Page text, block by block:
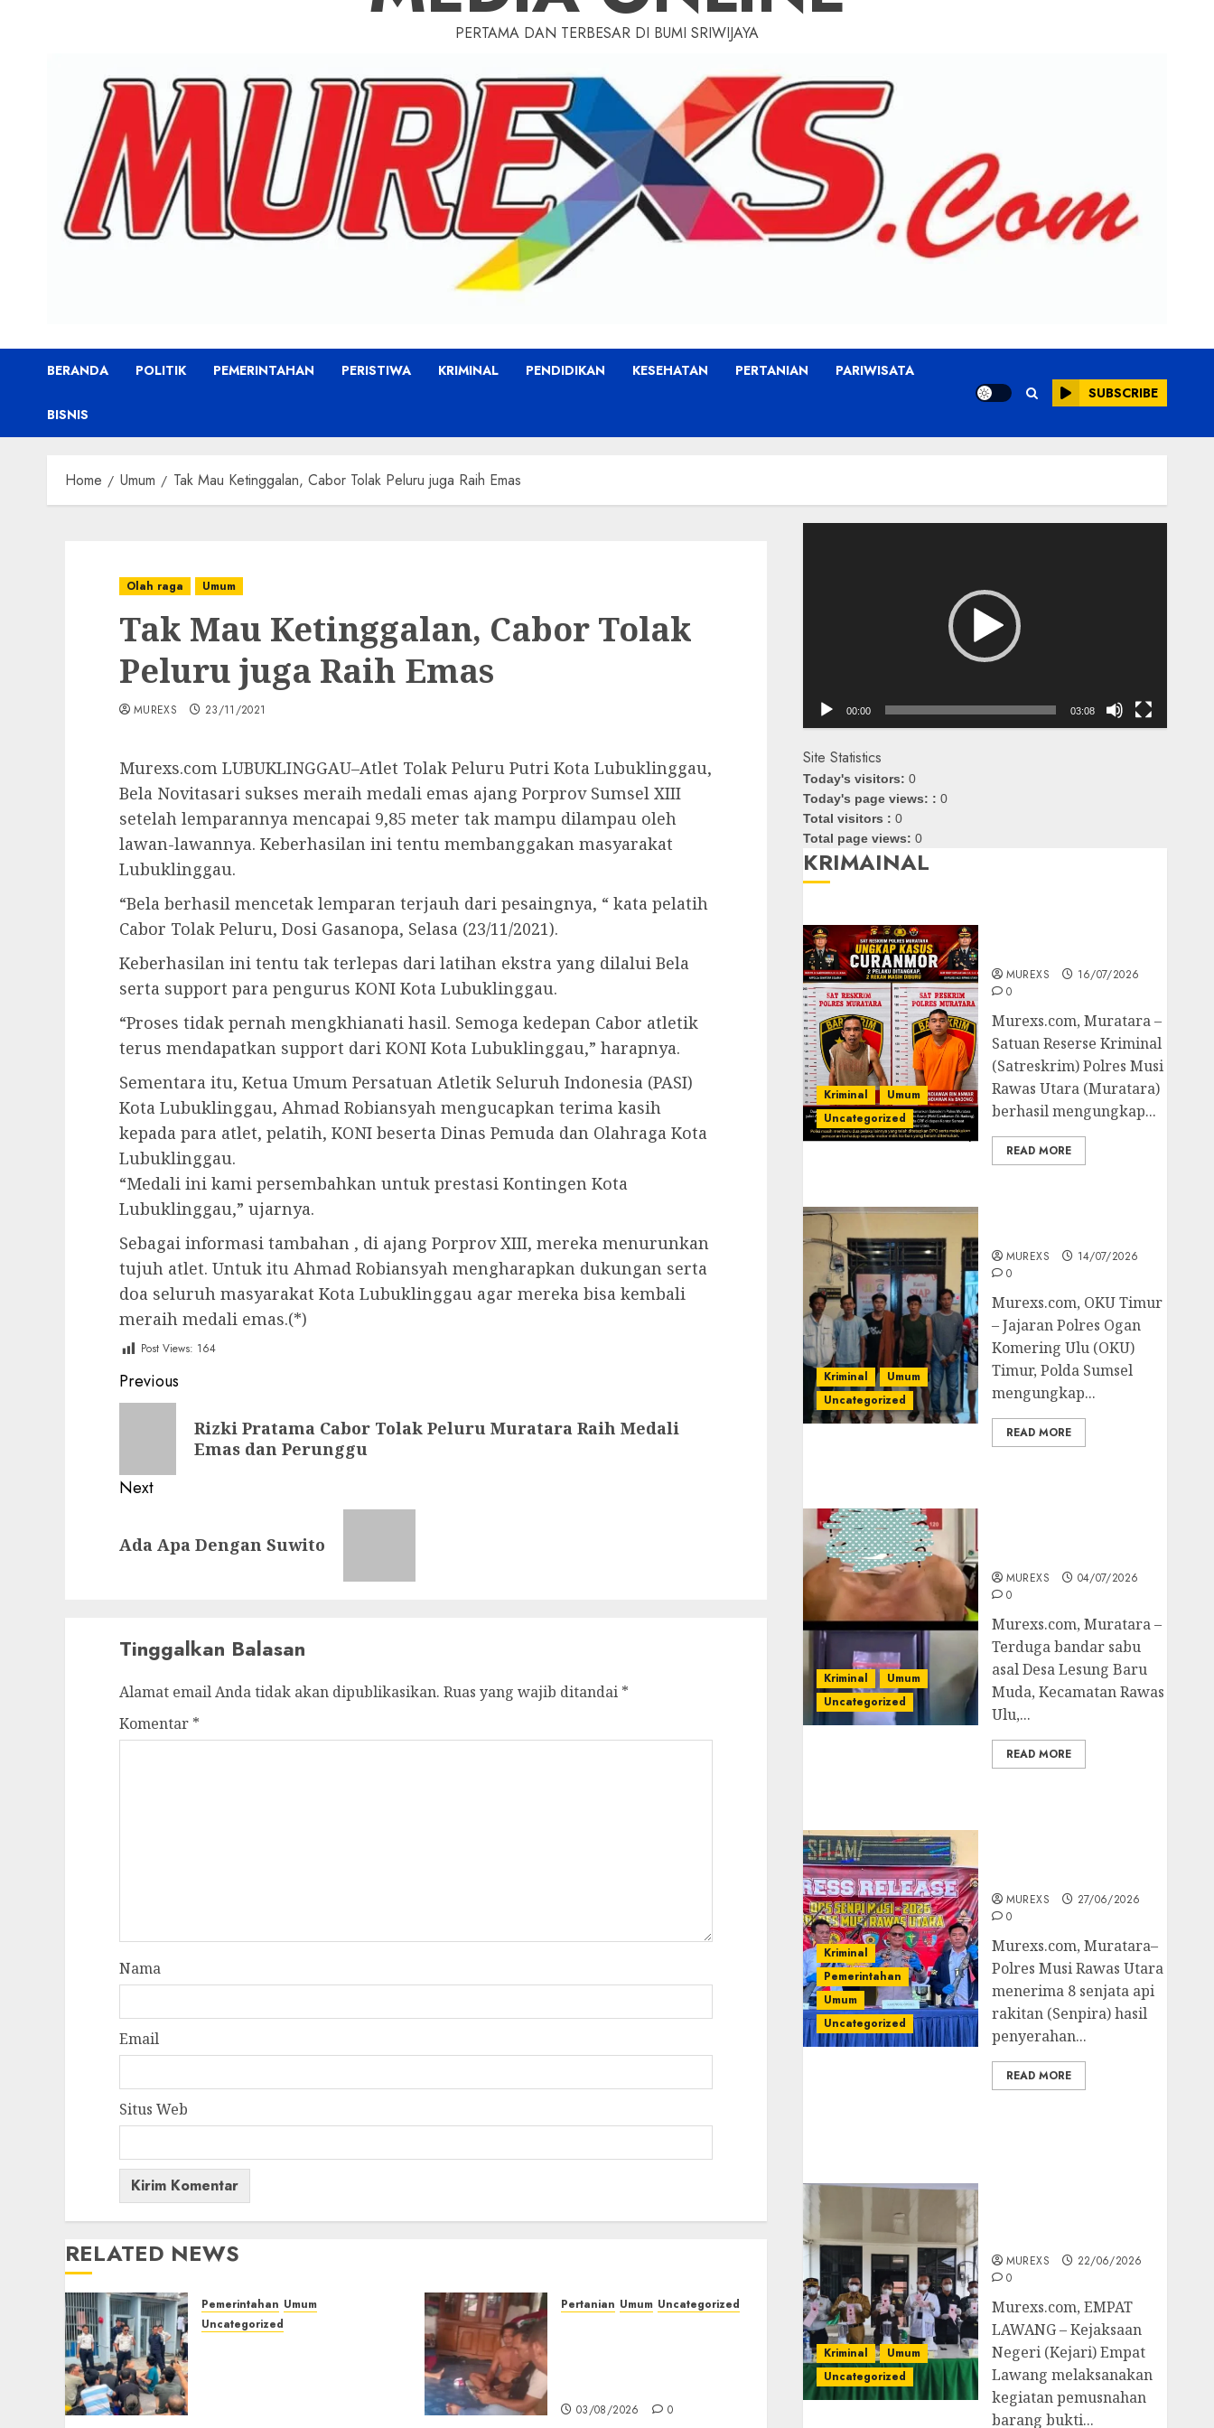
PERTAMA DAN TERBESAR DI BUMI SRIWIJAYA
BERANDA POLITIK PEMERINTAHAN PERISTIWA KRIMINAL PENDIDIKAN KESEHATAN PERTANIAN PARIWISATA
BISNIS
SUBSCRIBE
Home Umum Tak Mau Ketinggalan, Cabor Tolak Peluru juga Raih Emas
Olah raga Umum
Tak Mau Ketinggalan, Cabor Tolak
Peluru juga Raih Emas
MUREXS 23/11/2021
Murexs.com LUBUKLINGGAU–Atlet Tolak Peluru Putri Kota Lubuklinggau,
Bela Novitasari sukses meraih medali emas ajang Porprov Sumsel XIII
setelah lemparannya mencapai 9,85 meter tak mampu dilampau oleh
lawan-lawannya. Keberhasilan ini tentu membanggakan masyarakat
Lubuklinggau.
“Bela berhasil mencetak lemparan terjauh dari pesaingnya, “ kata pelatih
Cabor Tolak Peluru, Dosi Gasanopa, Selasa (23/11/2021).
Keberhasilan ini tentu tak terlepas dari latihan ekstra yang dilalui Bela
serta support para pengurus KONI Kota Lubuklinggau.
“Proses tidak pernah mengkhianati hasil. Semoga kedepan Cabor atletik
terus mendapatkan support dari KONI Kota Lubuklinggau,” harapnya.
Sementara itu, Ketua Umum Persatuan Atletik Seluruh Indonesia (PASI)
Kota Lubuklinggau, Ahmad Robiansyah mengucapkan terima kasih
kepada para atlet, pelatih, KONI beserta Dinas Pemuda dan Olahraga Kota
Lubuklinggau.
“Medali ini kami persembahkan untuk prestasi Kontingen Kota
Lubuklinggau,” ujarnya.
Sebagai informasi tambahan , di ajang Porprov XIII, mereka menurunkan
tujuh atlet. Untuk itu Ahmad Robiansyah mengharapkan dukungan serta
doa seluruh masyarakat Kota Lubuklinggau agar mereka bisa kembali
meraih medali emas.(*)
Post Views: 164
Post
navigation
Previous
Rizki Pratama Cabor Tolak Peluru Muratara Raih Medali
Emas dan Perunggu
Next
post:
Ada Apa Dengan Suwito
Tinggalkan Balasan
Alamat email Anda tidak akan dipublikasikan. Ruas yang wajib ditandai *
Komentar *
Nama
Email
Situs Web
RELATED NEWS
Pemerintahan Umum
Uncategorized
Pertanian Umum Uncategorized
03/08/2026 0
00:00 03:08
Site Statistics
Today's visitors: 0
Today's page views: : 0
Total visitors : 0
Total page views: 0
KRIMAINAL
Kriminal
Umum
Uncategorized
MUREXS
16/07/2026
0
Murexs.com, Muratara –
Satuan Reserse Kriminal
(Satreskrim) Polres Musi
Rawas Utara (Muratara)
berhasil mengungkap...
READ MORE
Kriminal
Umum
Uncategorized
MUREXS
14/07/2026
0
Murexs.com, OKU Timur
– Jajaran Polres Ogan
Komering Ulu (OKU)
Timur, Polda Sumsel
mengungkap...
READ MORE
Kriminal
Umum
Uncategorized
MUREXS
04/07/2026
0
Murexs.com, Muratara –
Terduga bandar sabu
asal Desa Lesung Baru
Muda, Kecamatan Rawas
Ulu,...
READ MORE
Kriminal
Pemerintahan
Umum
Uncategorized
MUREXS
27/06/2026
0
Murexs.com, Muratara–
Polres Musi Rawas Utara
menerima 8 senjata api
rakitan (Senpira) hasil
penyerahan...
READ MORE
Kriminal
Umum
Uncategorized
MUREXS
22/06/2026
0
‎Murexs.com, EMPAT
LAWANG – Kejaksaan
Negeri (Kejari) Empat
Lawang melaksanakan
kegiatan pemusnahan
barang bukti...